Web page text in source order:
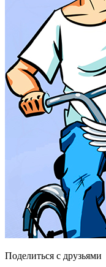
Поделиться с друзьями